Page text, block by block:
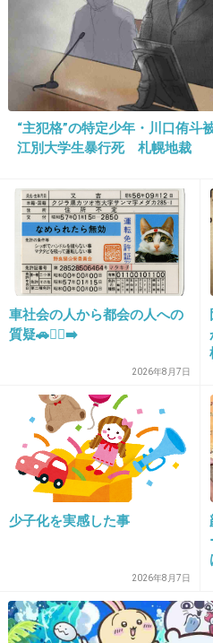
2018/04/16(月) 10:24:12
佐藤健は生理的に無理
アイアムアヒーローの監
あれ面白かったからち
救いがない。
31. 匿名2018/04/16(月) 10:27:38
ホワイトデーのお返しに、会
売り券をペアで貰いました。
たし、のりさん主演だしずっ
今週末、やっと観られる！！
“主犯格”の特定少年・川口侑
江別大学生暴行死 札幌地裁
車社会の人から都会の人への
質疑🚗🏃‍♀️‍➡️
2026年8月7日
少子化を実感した事
2026年8月7日